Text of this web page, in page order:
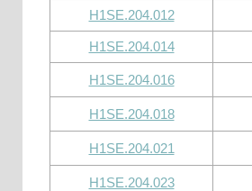
H1SE.204.012
H1SE.204.014
H1SE.204.016
H1SE.204.018
H1SE.204.021
H1SE.204.023